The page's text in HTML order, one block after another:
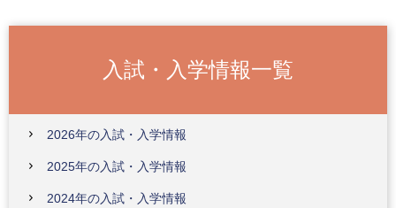
入試・入学情報一覧
2026年の入試・入学情報
2025年の入試・入学情報
2024年の入試・入学情報